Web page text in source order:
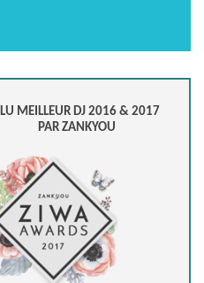
MEILLEUR DJ 2016 & 2017
PAR ZANKYOU